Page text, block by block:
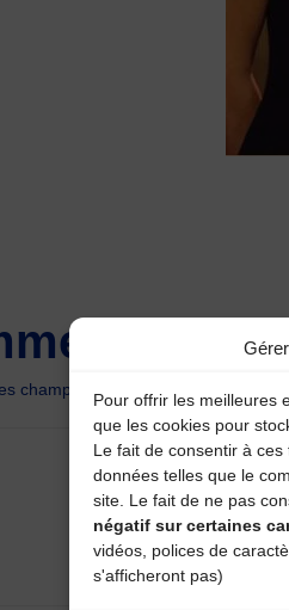
Pour offrir les meilleures
que les cookies pour
Le fait de consentir à
données telles que le
site. Le fait de ne pas
négatif sur certaines
vidéos, polices de
s'afficheront pas)
champs obligatoires sont indiqués